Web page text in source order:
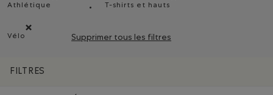
Athlétique
T-shirts et hauts
Vélo
Supprimer le filtre Classé selon Activités : Vélo(Biking)
Supprimer tous les filtres
FILTRES